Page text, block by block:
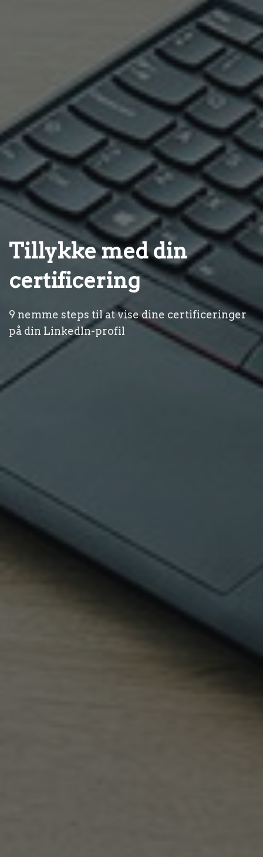
Tillykke med din
certificering
9 nemme steps til at vise dine certificeringer
på din LinkedIn-profil